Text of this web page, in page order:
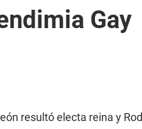
Gay
resultó electa reina y